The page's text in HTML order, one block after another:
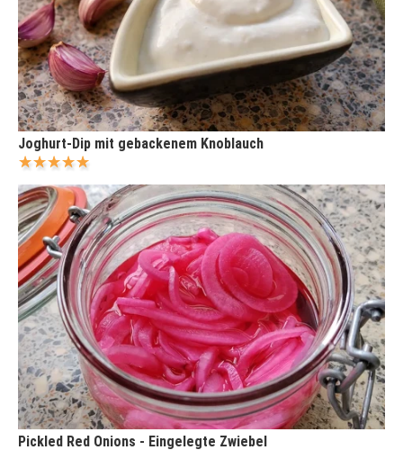
Joghurt-Dip mit gebackenem Knoblauch
Pickled Red Onions - Eingelegte Zwiebel